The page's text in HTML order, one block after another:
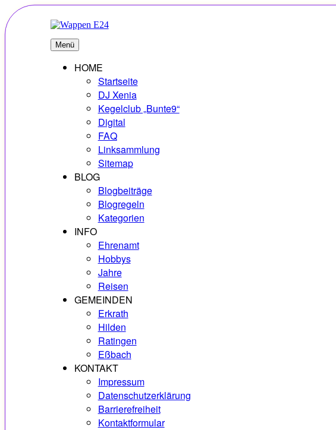
Zum
Inhalt
springen
E24
Erlebnisse – Hobbys – Vielfalt
Menü
HOME
Startseite
DJ Xenia
Kegelclub „Bunte9“
Digital
FAQ
Linksammlung
Sitemap
BLOG
Blogbeiträge
Blogregeln
Kategorien
INFO
Ehrenamt
Hobbys
Jahre
Reisen
GEMEINDEN
Erkrath
Hilden
Ratingen
Eßbach
KONTAKT
Impressum
Datenschutzerklärung
Barrierefreiheit
Kontaktformular